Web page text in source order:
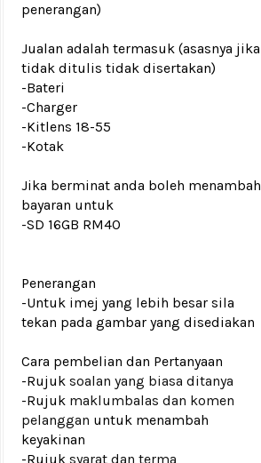
penerangan)
Jualan adalah termasuk (asasnya jika
tidak ditulis tidak disertakan)
-Bateri
-Charger
-Kitlens 18-55
-Kotak
Jika berminat anda boleh menambah
bayaran untuk
-SD 16GB RM40
Penerangan
-Untuk imej yang lebih besar sila
tekan pada gambar yang disediakan
Cara pembelian dan Pertanyaan
-Rujuk soalan yang biasa ditanya
-Rujuk maklumbalas dan komen
pelanggan untuk menambah
keyakinan
-Rujuk syarat dan terma